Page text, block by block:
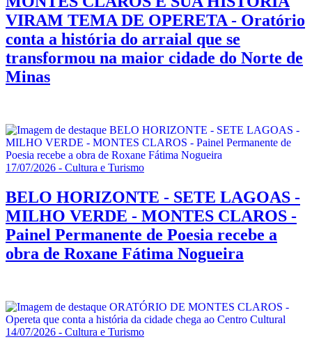
VIRAM TEMA DE OPERETA - Oratório
conta a história do arraial que se
transformou na maior cidade do Norte de
Minas
17/07/2026 - Cultura e Turismo
BELO HORIZONTE - SETE LAGOAS -
MILHO VERDE - MONTES CLAROS -
Painel Permanente de Poesia recebe a
obra de Roxane Fátima Nogueira
14/07/2026 - Cultura e Turismo